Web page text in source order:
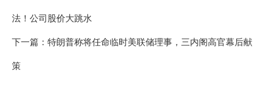
法！公司股价大跳水
下一篇： 特朗普称将任命临时美联储理事，三内阁高官幕后献
策